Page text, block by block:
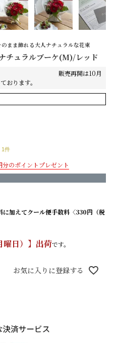
誕生日
りのサシェ付き
桜のお線香＆菊てまりブーケ
まま飾れる大人ナチュラルな花束
チュラルブーケ(M)/レッド
止】 販売再開は10月
おります。
1件
のポイントプレゼント
に加えてクール便手数料〈330円（税
日） 】出荷です。
お気に入りに登録する